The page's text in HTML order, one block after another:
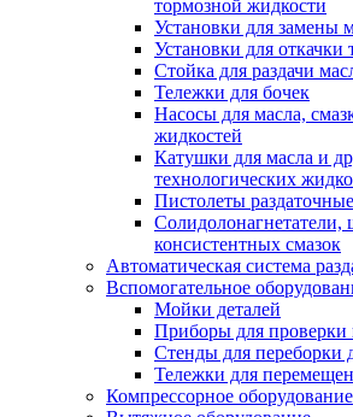
тормозной жидкости
Установки для
Установки для откачки
Стойка для раздачи
Тележки для бочек
Насосы для масла,
жидкостей
Катушки для масла и
технологических
Пистолеты
Солидолонагнетатели,
консистентных смазок
Автоматическая система
Вспомогательное
Мойки деталей
Приборы для проверки
Стенды для переборки
Тележки для
Компрессорное оборудование